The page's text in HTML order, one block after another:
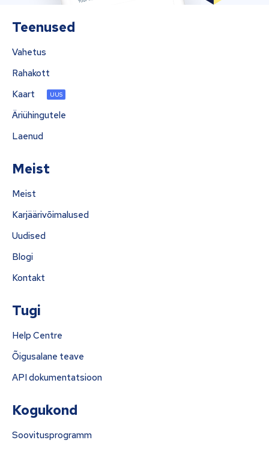
Teenused
Vahetus
Rahakott
Kaart
UUS
Äriühingutele
Laenud
Meist
Meist
Karjäärivõimalused
Uudised
Blogi
Kontakt
Tugi
Help Centre
Õigusalane teave
API dokumentatsioon
Kogukond
Soovitusprogramm